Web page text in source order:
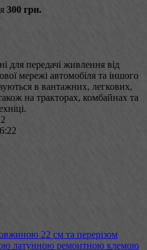
300 грн.
для передачі живлення від
мережі автомобіля та іншого
в вантажних, легкових,
на тракторах, комбайнах та
22 см та перерізом
латунною ремонтною клемою